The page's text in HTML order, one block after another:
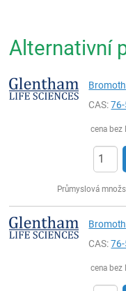
Alternativní
CAS:
cena bez
Průmyslová
CAS:
cena bez